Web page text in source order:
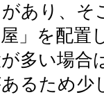
があり、
」を配置
多い場合
るため少